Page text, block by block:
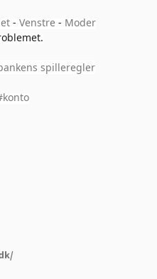
- Venstre - Moder
spilleregler